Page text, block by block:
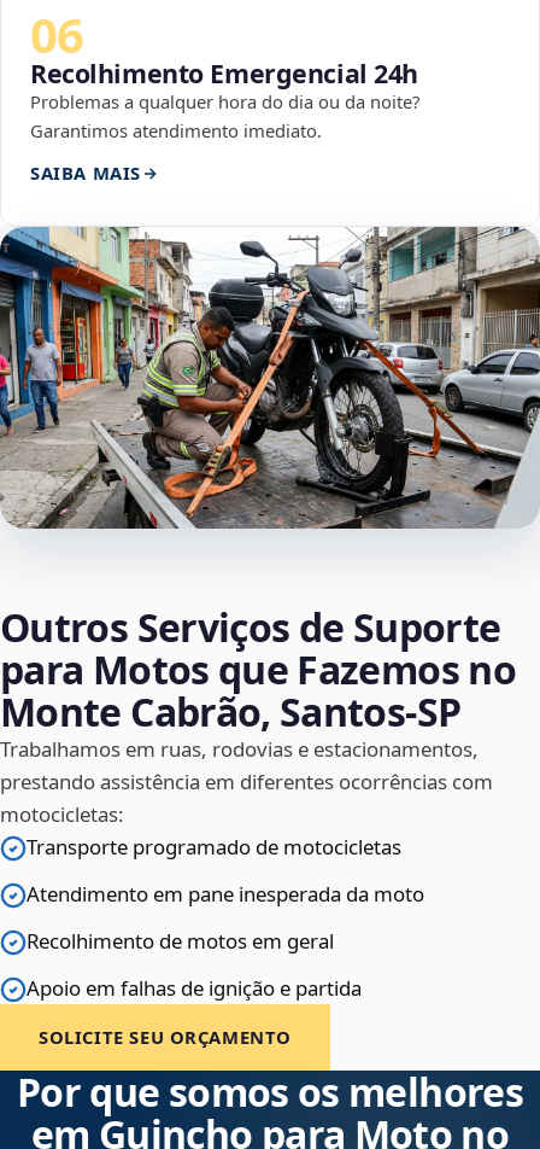
06
Recolhimento Emergencial 24h
Problemas a qualquer hora do dia ou da noite?
Garantimos atendimento imediato.
SAIBA MAIS
Outros Serviços de Suporte
para Motos que Fazemos no
Monte Cabrão, Santos‑SP
Trabalhamos em ruas, rodovias e estacionamentos,
prestando assistência em diferentes ocorrências com
motocicletas:
Transporte programado de motocicletas
Atendimento em pane inesperada da moto
Recolhimento de motos em geral
Apoio em falhas de ignição e partida
SOLICITE SEU ORÇAMENTO
Por que somos os melhores
em Guincho para Moto no